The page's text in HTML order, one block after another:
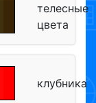
телесные
цвета
клубника